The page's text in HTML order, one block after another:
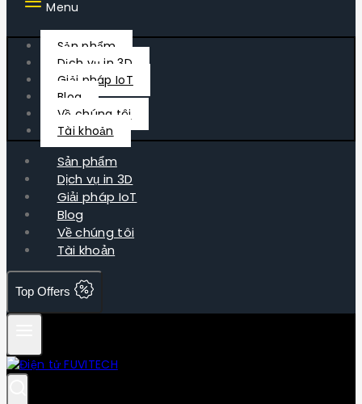
Menu
Sản phẩm
Dịch vụ in 3D
Giải pháp IoT
Blog
Về chúng tôi
Tài khoản
Sản phẩm
Dịch vụ in 3D
Giải pháp IoT
Blog
Về chúng tôi
Tài khoản
Top Offers